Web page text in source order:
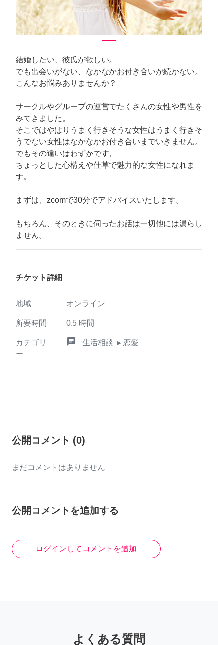
結婚したい、彼氏が欲しい。
でも出会いがない、なかなかお付き合いが続かない。
こんなお悩みありませんか？
サークルやグループの運営でたくさんの女性や男性を
みてきました。
そこではやはりうまく行きそうな女性はうまく行きそ
うでない女性はなかなかお付き合いまでいきません。
でもその違いはわずかです。
ちょっとした心構えや仕草で魅力的な女性になれま
す。
まずは、zoomで30分でアドバイスいたします。
もちろん、そのときに伺ったお話は一切他には漏らし
ません。
チケット詳細
地域 オンライン
所要時間 0.5 時間
カテゴリ
ー
chat 生活相談 ▸ 恋愛
公開コメント (0)
まだコメントはありません
公開コメントを追加する
ログインしてコメントを追加
よくある質問